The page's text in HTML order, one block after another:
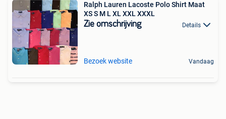
Ralph Lauren Lacoste Polo Shirt Maat
XS S M L XL XXL XXXL
Zie omschrijving Details
Bezoek website Vandaag